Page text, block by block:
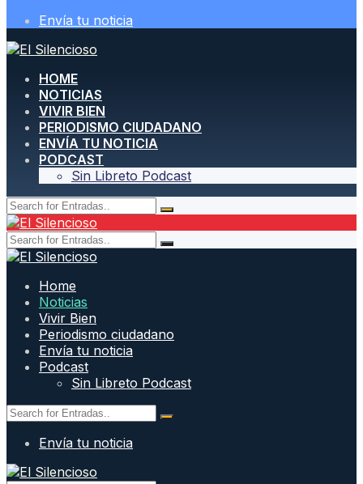
Envía tu noticia
HOME
NOTICIAS
VIVIR BIEN
PERIODISMO CIUDADANO
ENVÍA TU NOTICIA
PODCAST
Sin Libreto Podcast
Home
Noticias
Vivir Bien
Periodismo ciudadano
Envía tu noticia
Podcast
Sin Libreto Podcast
Envía tu noticia